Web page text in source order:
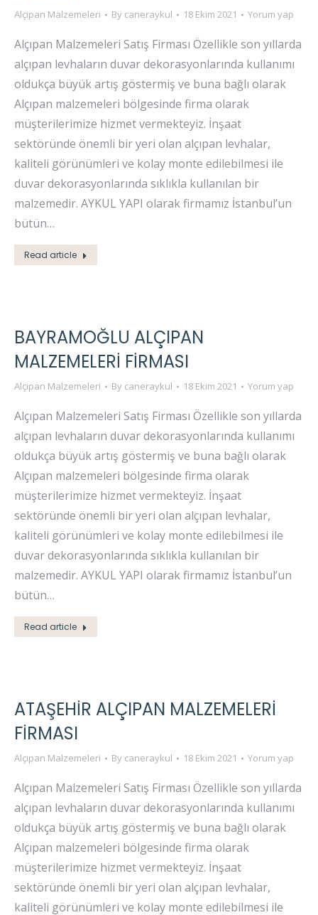
Alçıpan Malzemeleri By caneraykul 18 Ekim 2021 Yorum yap
Alçıpan Malzemeleri Satış Firması Özellikle son yıllarda
alçıpan levhaların duvar dekorasyonlarında kullanımı
oldukça büyük artış göstermiş ve buna bağlı olarak
Alçıpan malzemeleri bölgesinde firma olarak
müşterilerimize hizmet vermekteyiz. İnşaat
sektöründe önemli bir yeri olan alçıpan levhalar,
kaliteli görünümleri ve kolay monte edilebilmesi ile
duvar dekorasyonlarında sıklıkla kullanılan bir
malzemedir. AYKUL YAPI olarak firmamız İstanbul’un
bütün…
Read article
BAYRAMOĞLU ALÇIPAN
MALZEMELERI FIRMASI
Alçıpan Malzemeleri By caneraykul 18 Ekim 2021 Yorum yap
Alçıpan Malzemeleri Satış Firması Özellikle son yıllarda
alçıpan levhaların duvar dekorasyonlarında kullanımı
oldukça büyük artış göstermiş ve buna bağlı olarak
Alçıpan malzemeleri bölgesinde firma olarak
müşterilerimize hizmet vermekteyiz. İnşaat
sektöründe önemli bir yeri olan alçıpan levhalar,
kaliteli görünümleri ve kolay monte edilebilmesi ile
duvar dekorasyonlarında sıklıkla kullanılan bir
malzemedir. AYKUL YAPI olarak firmamız İstanbul’un
bütün…
Read article
ATAŞEHIR ALÇIPAN MALZEMELERI
FIRMASI
Alçıpan Malzemeleri By caneraykul 18 Ekim 2021 Yorum yap
Alçıpan Malzemeleri Satış Firması Özellikle son yıllarda
alçıpan levhaların duvar dekorasyonlarında kullanımı
oldukça büyük artış göstermiş ve buna bağlı olarak
Alçıpan malzemeleri bölgesinde firma olarak
müşterilerimize hizmet vermekteyiz. İnşaat
sektöründe önemli bir yeri olan alçıpan levhalar,
kaliteli görünümleri ve kolay monte edilebilmesi ile